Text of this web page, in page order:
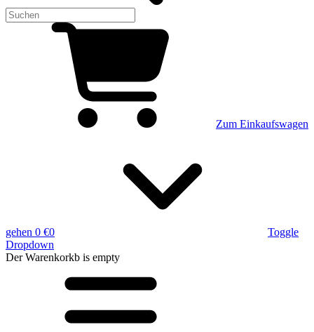
Zum Einkaufswagen
gehen 0 €0
Toggle
Dropdown
Der Warenkorkb is empty